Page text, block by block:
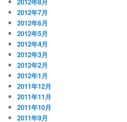
2012年7月
2012年6月
2012年5月
2012年4月
2012年3月
2012年2月
2012年1月
2011年12月
2011年11月
2011年10月
2011年9月